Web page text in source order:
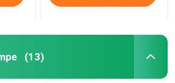
(13)